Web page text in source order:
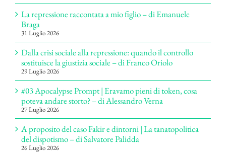
La repressione raccontata a mio figlio – di Emanuele
Braga
31 Luglio 2026
Dalla crisi sociale alla repressione: quando il controllo
sostituisce la giustizia sociale – di Franco Oriolo
29 Luglio 2026
#03 Apocalypse Prompt | Eravamo pieni di token, cosa
poteva andare storto? – di Alessandro Verna
27 Luglio 2026
A proposito del caso Fakir e dintorni | La tanatopolitica
del dispotismo – di Salvatore Palidda
26 Luglio 2026